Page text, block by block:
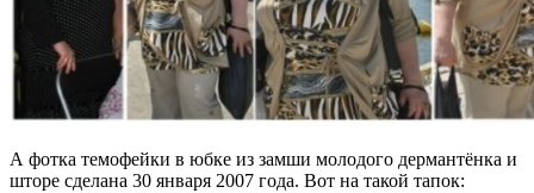
А фотка темофейки в юбке из замши молодого дермантёнка и
шторе сделана 30 января 2007 года. Вот на такой тапок: